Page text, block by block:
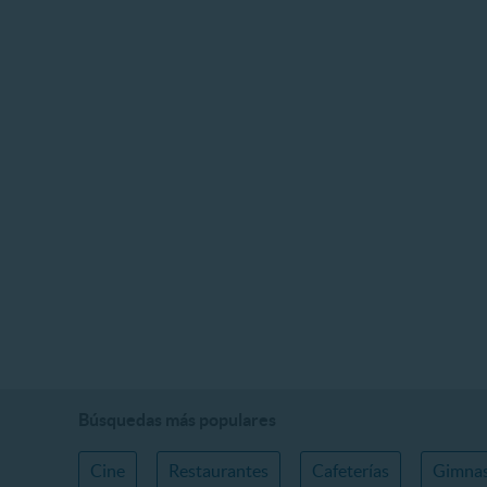
Cine Restaurantes Cafeterías